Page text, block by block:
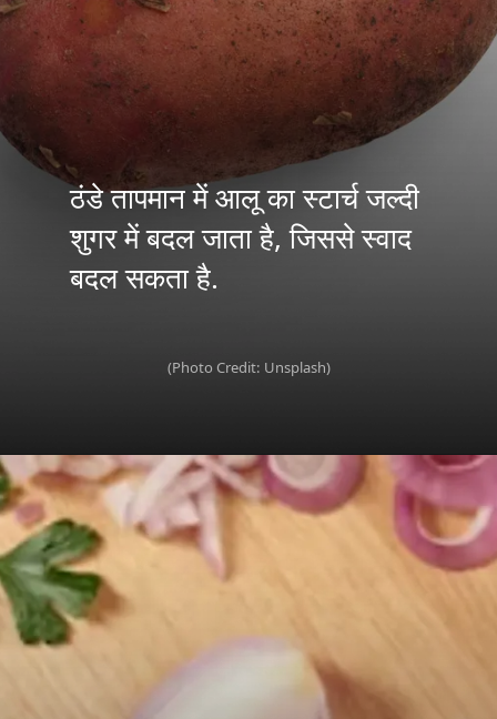
(Photo Credit: Unsplash)
ठंडे तापमान में आलू का स्टार्च जल्दी
शुगर में बदल जाता है, जिससे स्वाद